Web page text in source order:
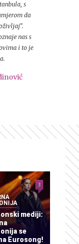
s
da
nas s
i to je
mediji:
se
Eurosong!
3